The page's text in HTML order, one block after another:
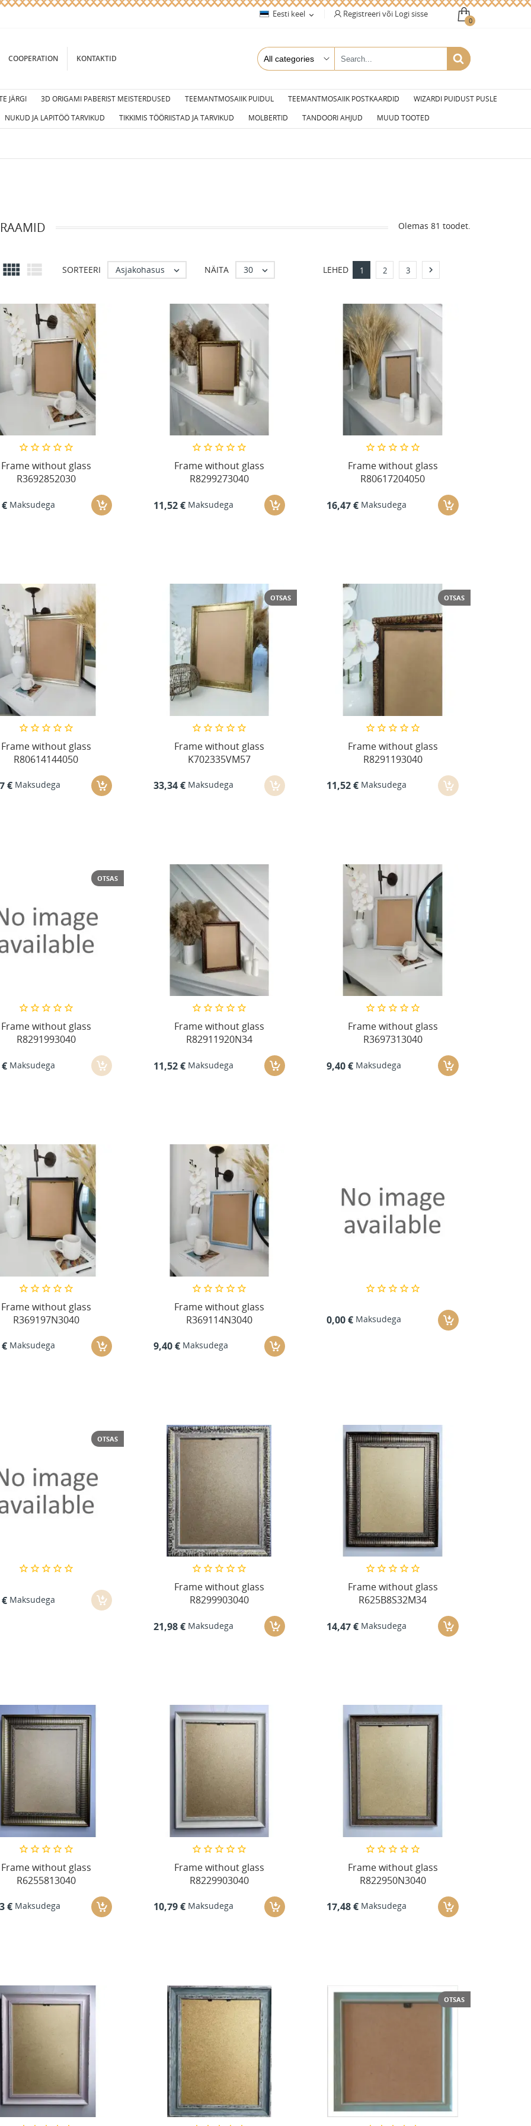
Eesti keel  Registreeri või Logi sisse
0
COOPERATION KONTAKTID
JÄRGI 3D ORIGAMI PABERIST MEISTERDUSED TEEMANTMOSAIIK PUIDUL TEEMANTMOSAIIK POSTKAARDID
WIZARDI PUIDUST PUSLE
NUKUD JA LAPITÖÖ TARVIKUD
TIKKIMIS TÖÖRIISTAD JA TARVIKUD MOLBERTID TANDOORI AHJUD MUUD TOOTED
Olemas 81 toodet.
  SORTEERI Asjakohasus  NÄITA 30  LEHED 1 2 3 
Frame without glass
R3692852030
Maksudega
Frame without glass
R8299273040
11,52 €Maksudega
Frame without glass
R80617204050
16,47 € Maksudega
Frame without glass
R80614144050
€Maksudega
OTSAS
Frame without glass
K702335VM57
33,34 €Maksudega
OTSAS
Frame without glass
R8291193040
11,52 € Maksudega
OTSAS
Frame without glass
R8291993040
Maksudega
Frame without glass
R82911920N34
11,52 €Maksudega
Frame without glass
R3697313040
9,40 € Maksudega
Frame without glass
R369197N3040
Maksudega
Frame without glass
R369114N3040
9,40 €Maksudega
0,00 € Maksudega
OTSAS
Maksudega
Frame without glass
R8299903040
21,98 €Maksudega
Frame without glass
R625B8S32M34
14,47 € Maksudega
Frame without glass
R6255813040
€Maksudega
Frame without glass
R8229903040
10,79 €Maksudega
Frame without glass
R822950N3040
17,48 € Maksudega
OTSAS